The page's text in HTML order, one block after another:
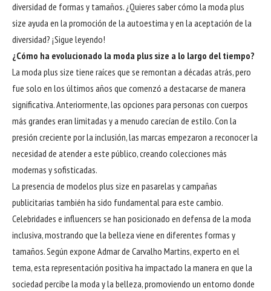
diversidad de formas y tamaños. ¿Quieres saber cómo la moda plus
size ayuda en la promoción de la autoestima y en la aceptación de la
diversidad? ¡Sigue leyendo!
¿Cómo ha evolucionado la moda plus size a lo largo del tiempo?
La moda plus size tiene raíces que se remontan a décadas atrás, pero
fue solo en los últimos años que comenzó a destacarse de manera
significativa. Anteriormente, las opciones para personas con cuerpos
más grandes eran limitadas y a menudo carecían de estilo. Con la
presión creciente por la inclusión, las marcas empezaron a reconocer la
necesidad de atender a este público, creando colecciones más
modernas y sofisticadas.
La presencia de modelos plus size en pasarelas y campañas
publicitarias también ha sido fundamental para este cambio.
Celebridades e influencers se han posicionado en defensa de la moda
inclusiva, mostrando que la belleza viene en diferentes formas y
tamaños. Según expone Admar de Carvalho Martins, experto en el
tema, esta representación positiva ha impactado la manera en que la
sociedad percibe la moda y la belleza, promoviendo un entorno donde